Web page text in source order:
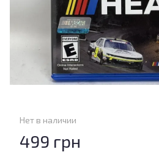
Нет в наличии
499 грн